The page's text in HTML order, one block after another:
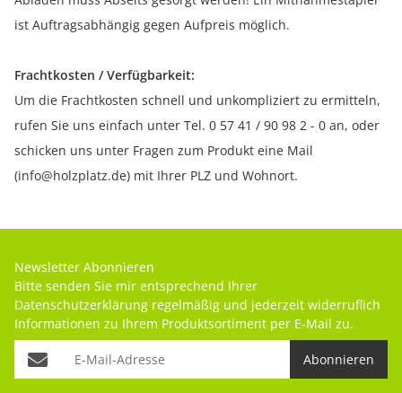
ist Auftragsabhängig gegen Aufpreis möglich.
Frachtkosten / Verfügbarkeit:
Um die Frachtkosten schnell und unkompliziert zu ermitteln,
rufen Sie uns einfach unter Tel. 0 57 41 / 90 98 2 - 0 an, oder
schicken uns unter Fragen zum Produkt eine Mail
(info@holzplatz.de) mit Ihrer PLZ und Wohnort.
Newsletter Abonnieren
Bitte senden Sie mir entsprechend Ihrer
Datenschutzerklärung regelmäßig und jederzeit widerruflich
Informationen zu Ihrem Produktsortiment per E-Mail zu.
Abonnieren